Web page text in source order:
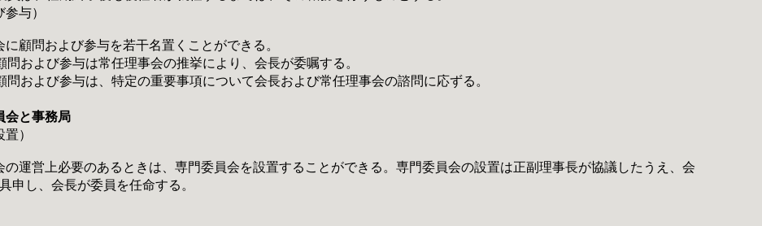
与）
顧問および参与を若干名置くことができる。
問および参与は常任理事会の推挙により、会長が委嘱する。
問および参与は、特定の重要事項について会長および常任理事会の諮問に応ずる。
と事務局
）
運営上必要のあるときは、専門委員会を設置することができる。専門委員会の設置は正副理事長が協議したうえ、会
申し、会長が委員を任命する。